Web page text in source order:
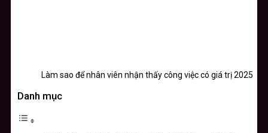
Làm sao để nhân viên nhận thấy công việc có giá trị 2025
Danh mục